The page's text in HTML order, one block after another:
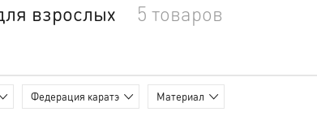
взрослых 5 товаров
Федерация каратэ Материал